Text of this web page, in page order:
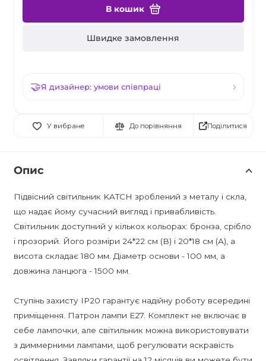
В кошик
Швидке замовлення
Я дизайнер: умови співпраці
У вибране До порівняння Поділитися
Опис
Підвісний світильник KATCH зроблений з металу і скла,
що надає йому сучасний вигляд і привабливість.
Світильник доступний у кількох кольорах: бронза, срібло
і прозорий. Його розміри 24*22 см (В) і 20*18 см (А), а
висота складає 180 мм. Діаметр основи - 100 мм, а
довжина ланцюга - 1500 мм.
Ступінь захисту IP20 гарантує надійну роботу всередині
приміщення. Патрон лампи E27. Комплект не включає в
себе лампочки, але світильник можна використовувати
з диммерними лампами, щоб регулювати яскравість